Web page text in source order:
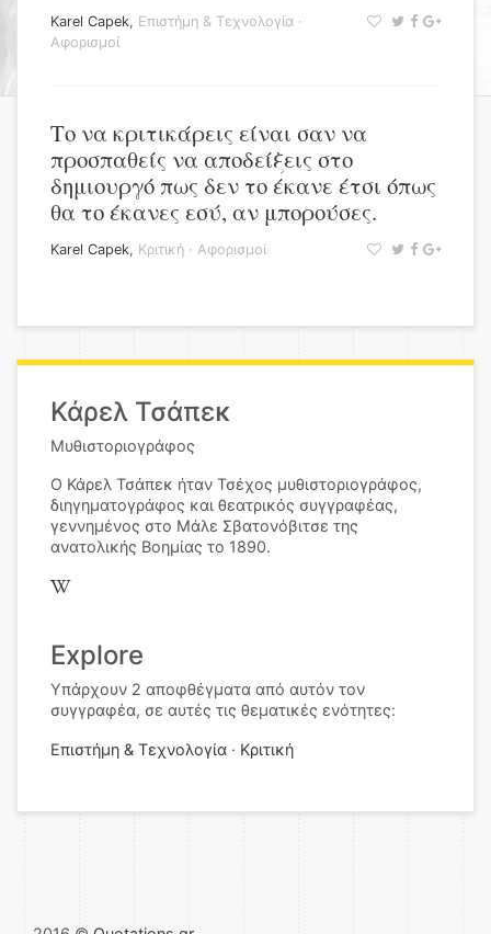
Karel Capek, Επιστήμη & Τεχνολογία ·
Αφορισμοί
Το να κριτικάρεις είναι σαν να
προσπαθείς να αποδείξεις στο
δημιουργό πως δεν το έκανε έτσι όπως
θα το έκανες εσύ, αν μπορούσες.
Karel Capek, Κριτική · Αφορισμοί
Κάρελ Τσάπεκ
Μυθιστοριογράφος
Ο Κάρελ Τσάπεκ ήταν Τσέχος μυθιστοριογράφος,
διηγηματογράφος και θεατρικός συγγραφέας,
γεννημένος στο Μάλε Σβατονόβιτσε της
ανατολικής Βοημίας το 1890.
Explore
Υπάρχουν 2 αποφθέγματα από αυτόν τον
συγγραφέα, σε αυτές τις θεματικές ενότητες:
Επιστήμη & Τεχνολογία Κριτική